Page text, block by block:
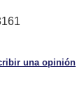
una opinión